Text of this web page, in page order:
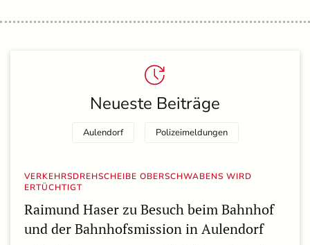
Neueste Beiträge
Aulendorf Polizeimeldungen
VERKEHRSDREHSCHEIBE OBERSCHWABENS WIRD
ERTÜCHTIGT
Raimund Haser zu Besuch beim Bahnhof
und der Bahnhofsmission in Aulendorf